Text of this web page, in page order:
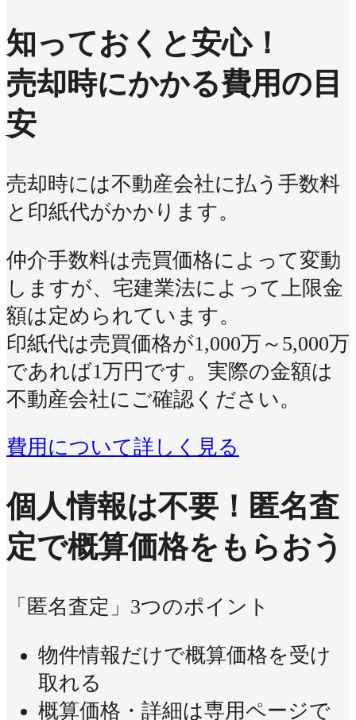
知っておくと安心！
売却時にかかる費用の目
安
売却時には不動産会社に払う手数料
と印紙代がかかります。
仲介手数料は売買価格によって変動
しますが、宅建業法によって上限金
額は定められています。
印紙代は売買価格が1,000万～5,000万
であれば1万円です。実際の金額は
不動産会社にご確認ください。
費用について詳しく見る
個人情報は不要！ 匿名査
定で概算価格をもらおう
「匿名査定」3つのポイント
物件情報だけで概算価格を受け
取れる
概算価格・詳細は専用ページで